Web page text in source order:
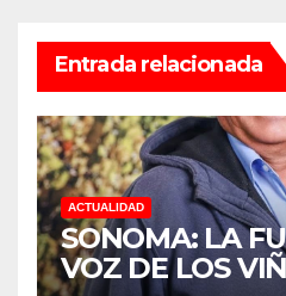
Entrada relacionada
ACTUALIDAD
SONOMA: LA
VOZ DE LOS